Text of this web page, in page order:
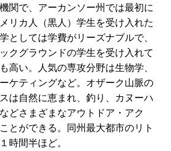
関で、アーカンソー州では最初に
リカ人（黒人）学生を受け入れた
としては学費がリーズナブルで、
クグラウンドの学生を受け入れて
高い。人気の専攻分野は生物学、
ケティングなど。オザーク山脈の
は自然に恵まれ、釣り、カヌーハ
どさまざまなアウトドア・アク
とができる。同州最大都市のリト
時間半ほど。